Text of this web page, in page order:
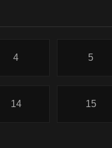
4 5
14 15